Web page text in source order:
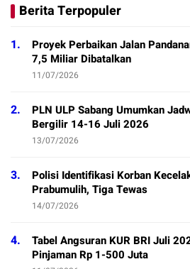
Berita Terpopuler
1.
Proyek Perbaikan Jalan
7,5 Miliar Dibatalkan
11/07/2026
2.
PLN ULP Sabang Umumkan
Bergilir 14-16 Juli 2026
13/07/2026
3.
Polisi Identifikasi Korban
Prabumulih, Tiga Tewas
14/07/2026
4.
Tabel Angsuran KUR BRI Juli
Pinjaman Rp 1-500 Juta